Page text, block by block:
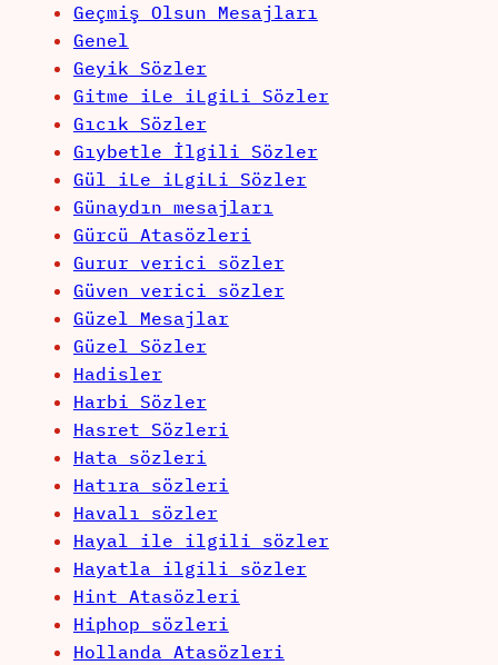
Geçmiş Olsun Mesajları
Genel
Geyik Sözler
Gitme iLe iLgiLi Sözler
Gıcık Sözler
Gıybetle İlgili Sözler
Gül iLe iLgiLi Sözler
Günaydın mesajları
Gürcü Atasözleri
Gurur verici sözler
Güven verici sözler
Güzel Mesajlar
Güzel Sözler
Hadisler
Harbi Sözler
Hasret Sözleri
Hata sözleri
Hatıra sözleri
Havalı sözler
Hayal ile ilgili sözler
Hayatla ilgili sözler
Hint Atasözleri
Hiphop sözleri
Hollanda Atasözleri